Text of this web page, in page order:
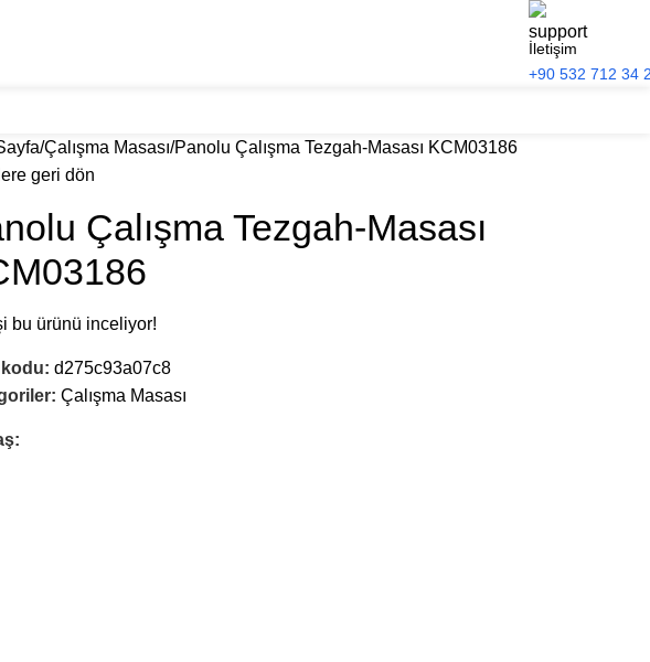
İletişim
+90 532 712 34
Çalışma Masası Panolu Çalışma Tezgah-Masası KCM03186
geri dön
Çalışma Tezgah-Masası
bu ürünü inceliyor!
d275c93a07c8
Çalışma Masası